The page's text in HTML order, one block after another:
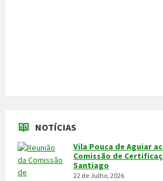
NOTÍCIAS
Vila Pouca de Aguiar
Comissão de
Santiago
22 de Julho, 2026